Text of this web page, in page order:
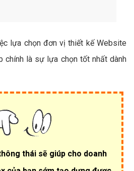
lựa chọn đơn vị thiết kế Website
chính là sự lựa chọn tốt nhất dành
thái sẽ giúp cho doanh